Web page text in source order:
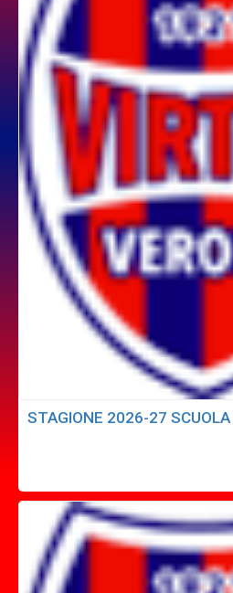
STAGIONE 2026-27 SCUOLA